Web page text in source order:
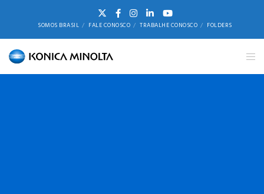
SOMOS BRASIL FALE CONOSCO TRABALHE CONOSCO FOLDERS